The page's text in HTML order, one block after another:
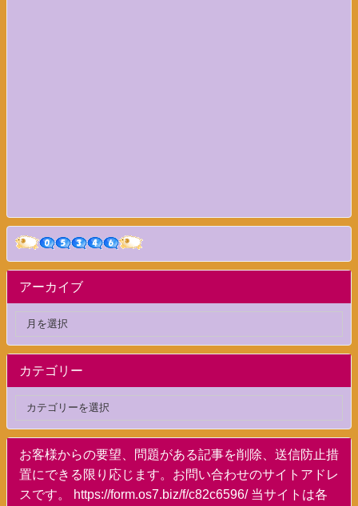
アーカイブ
カテゴリー
お客様からの要望、問題がある記事を削除、送信防止措
置にできる限り応じます。お問い合わせのサイトアドレ
スです。 https://form.os7.biz/f/c82c6596/ 当サイトは各